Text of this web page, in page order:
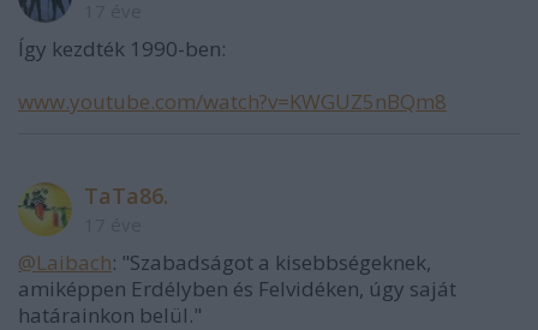
Így kezdték 1990-ben:
www.youtube.com/watch?v=KWGUZ5nBQm8
TaTa86.
@Laibach: "Szabadságot a kisebbségeknek,
amiképpen Erdélyben és Felvidéken, úgy saját
határainkon belül."